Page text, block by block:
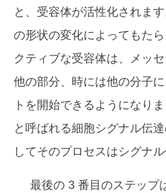
と、受容体が活性化されま
の形状の変化によってもた
クティブな受容体は、メッ
他の部分、時には他の分子
トを開始できるようになりま
と呼ばれる細胞シグナル伝
してそのプロセスはシグナ
最後の 3 番目のステップ